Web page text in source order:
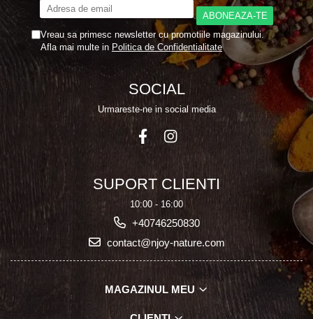
Vreau sa primesc newsletter cu promotiile magazinului.
Afla mai multe in Politica de Confidentialitate
SOCIAL
Urmareste-ne in social media
SUPORT CLIENTI
10:00 - 16:00
+40746250830
contact@njoy-nature.com
MAGAZINUL MEU